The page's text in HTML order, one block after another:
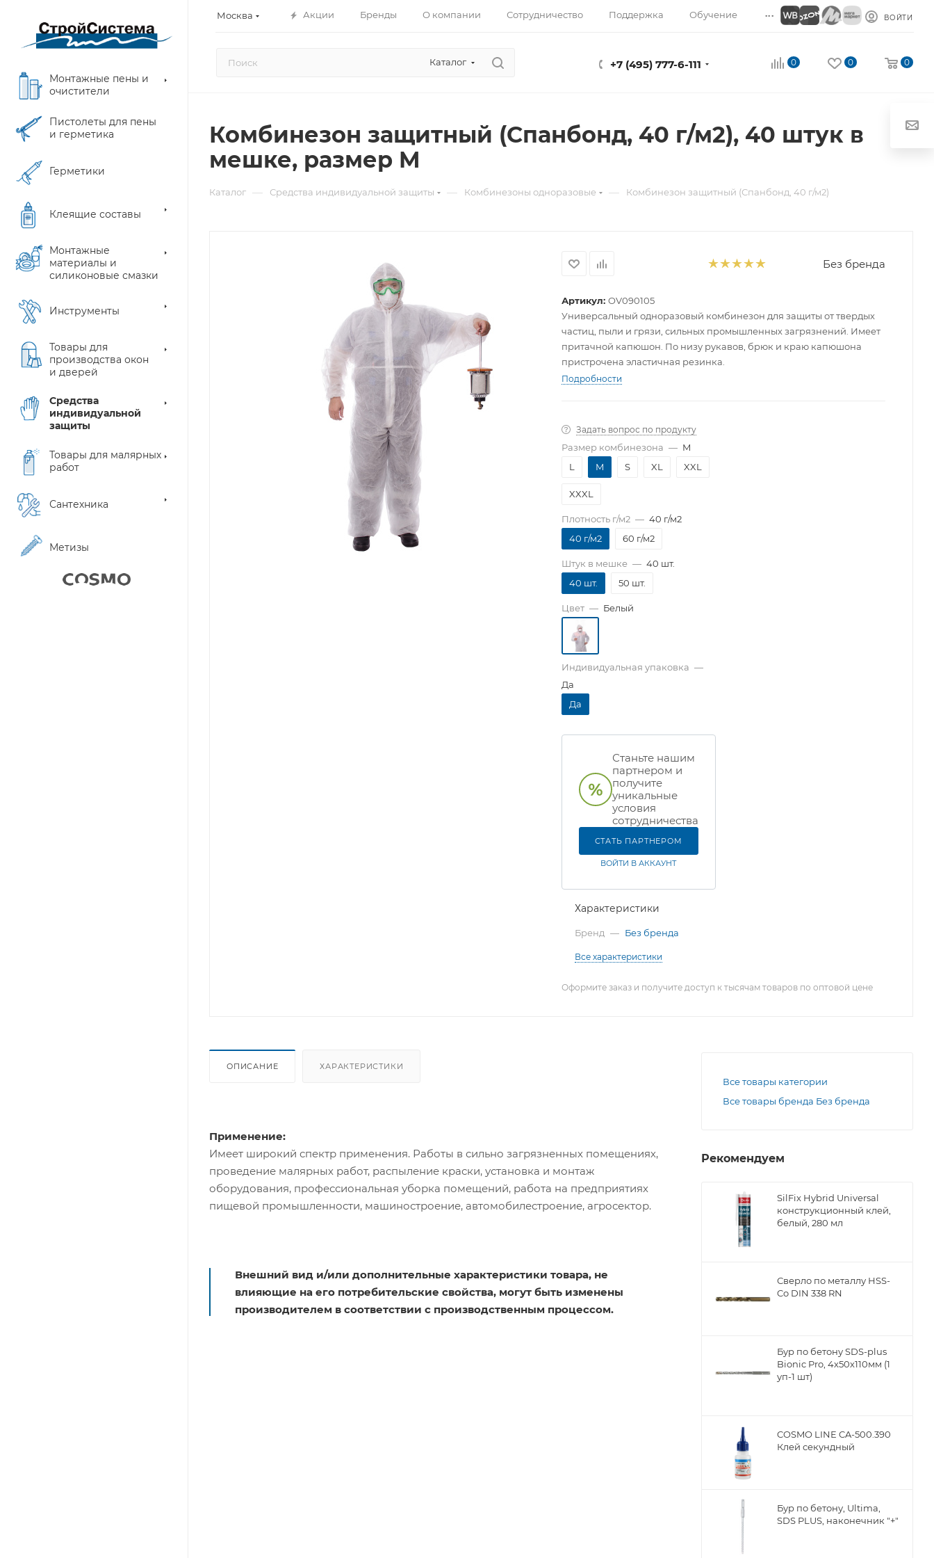
Москва Акции Бренды О компании Сотрудничество Поддержка Обучение ... ВОЙТИ
Каталог +7 (495) 777-6-111 0 0 0
Монтажные пены и
очистители
Пистолеты для пены
и герметика
Герметики
Клеящие составы
Монтажные
материалы и
силиконовые смазки
Инструменты
Товары для
производства окон
и дверей
Средства
индивидуальной
защиты
Товары для малярных
работ
Сантехника
Метизы
Комбинезон защитный (Спанбонд, 40 г/м2), 40 штук в
мешке, размер M
Каталог — Средства индивидуальной защиты — Комбинезоны одноразовые — Комбинезон защитный (Спанбонд, 40 г/м2)
Без бренда
Артикул: OV090105
Универсальный одноразовый комбинезон для защиты от твердых
частиц, пыли и грязи, сильных промышленных загрязнений. Имеет
притачной капюшон. По низу рукавов, брюк и краю капюшона
пристрочена эластичная резинка.
Подробности
Задать вопрос по продукту
Размер комбинезона — M
L
M S XL XXL
XXXL
Плотность г/м2 — 40 г/м2
40 г/м2
60 г/м2
Штук в мешке — 40 шт.
40 шт.
50 шт.
Цвет — Белый
Индивидуальная упаковка —
Да
Да
Станьте нашим
партнером и
получите
уникальные
условия
сотрудничества
СТАТЬ ПАРТНЕРОМ
ВОЙТИ В АККАУНТ
Характеристики
Бренд — Без бренда
Все характеристики
Оформите заказ и получите доступ к тысячам товаров по оптовой цене
ОПИСАНИЕ ХАРАКТЕРИСТИКИ
Применение:
Имеет широкий спектр применения. Работы в сильно загрязненных помещениях,
проведение малярных работ, распыление краски, установка и монтаж
оборудования, профессиональная уборка помещений, работа на предприятиях
пищевой промышленности, машиностроение, автомобилестроение, агросектор.
Внешний вид и/или дополнительные характеристики товара, не
влияющие на его потребительские свойства, могут быть изменены
производителем в соответствии с производственным процессом.
Все товары категории
Все товары бренда Без бренда
Рекомендуем
SilFix Hybrid Universal
конструкционный клей,
белый, 280 мл
Сверло по металлу НSS-
Co DIN 338 RN
Бур по бетону SDS-plus
Bionic Pro, 4х50х110мм (1
уп-1 шт)
COSMO LINE CA-500.390
Клей секундный
Бур по бетону, Ultima,
SDS PLUS, наконечник "+"